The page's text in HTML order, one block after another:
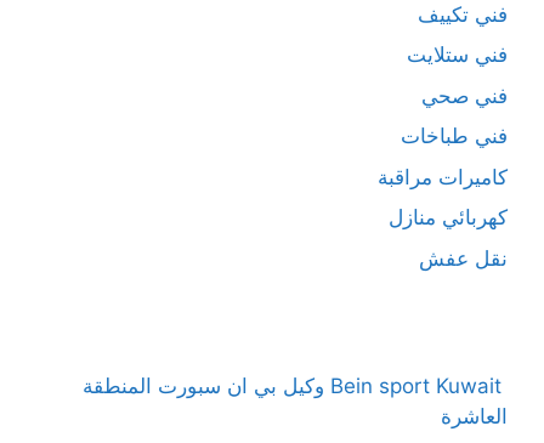
فني تكييف
فني ستلايت
فني صحي
فني طباخات
كاميرات مراقبة
كهربائي منازل
نقل عفش
Bein sport Kuwait وكيل بي ان سبورت المنطقة
العاشرة